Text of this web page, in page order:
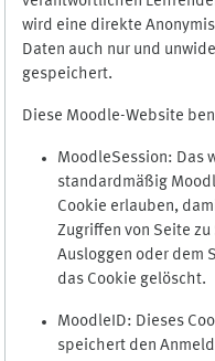
wird eine direkte
Daten auch nur und
gespeichert.
Diese Moodle-Website
MoodleSession: Das
standardmäßig
Cookie erlauben,
Zugriffen von Seite
Ausloggen oder dem
das Cookie gelöscht.
MoodleID: Dieses
speichert den